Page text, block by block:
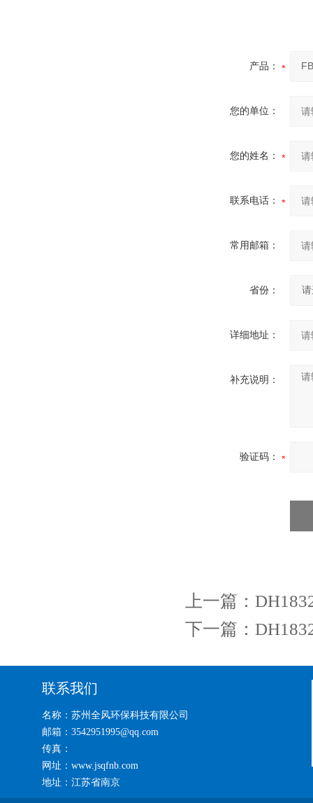
产品：
您的单位：
您的姓名：
联系电话：
常用邮箱：
省份：
详细地址：
补充说明：
验证码：
上一篇：
下一篇：
联系我们
名称：苏州全风环保科技有限公司
邮箱：3542951995@qq.com
传真：
网址：www.jsqfnb.com
地址：江苏省南京